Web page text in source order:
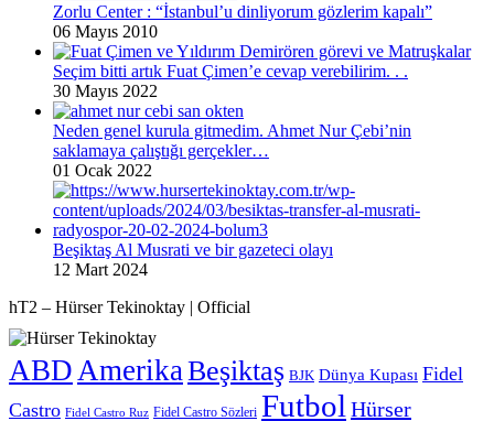
Zorlu Center : “İstanbul’u dinliyorum gözlerim kapalı”
06 Mayıs 2010
Seçim bitti artık Fuat Çimen’e cevap verebilirim. . .
30 Mayıs 2022
Neden genel kurula gitmedim. Ahmet Nur Çebi’nin
saklamaya çalıştığı gerçekler…
01 Ocak 2022
Beşiktaş Al Musrati ve bir gazeteci olayı
12 Mart 2024
hT2 – Hürser Tekinoktay | Official
ABD Amerika Beşiktaş BJK Dünya Kupası Fidel
Castro Fidel Castro Ruz Fidel Castro Sözleri Futbol Hürser